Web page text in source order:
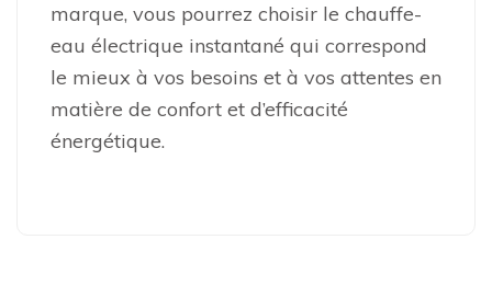
marque, vous pourrez choisir le chauffe-
eau électrique instantané qui correspond
le mieux à vos besoins et à vos attentes en
matière de confort et d’efficacité
énergétique.